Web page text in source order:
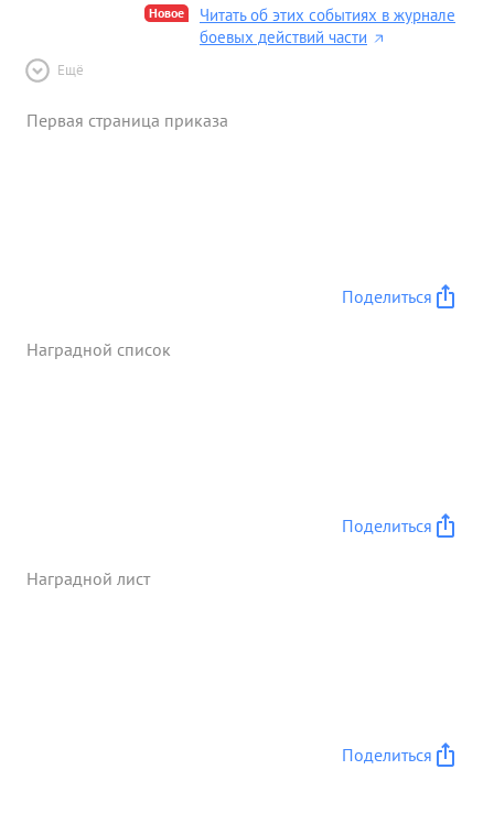
Новое
Читать об этих событиях в журнале
боевых действий части
Ещё
Первая страница приказа
Поделиться
Наградной список
Поделиться
Наградной лист
Поделиться